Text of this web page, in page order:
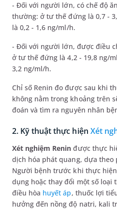
- Đối với người lớn, có chế độ
thường: ở tư thế đứng là 0,7 -
là 0,2 - 1,6 ng/ml/h.
- Đối với người lớn, được điều
ở tư thế đứng là 4,2 - 19,8 ng/
3,2 ng/ml/h.
Chỉ số Renin đo được sau khi
không nằm trong khoảng trên
đoán và tìm ra nguyên nhân
2. Kỹ thuật thực hiện Xét
Xét nghiệm Renin được thực
dịch hóa phát quang, dựa theo
Người bệnh trước khi thực
dụng hoặc thay đổi một số loại
điều hòa huyết áp, thuốc lợi
hưởng đến nồng độ natri, kali